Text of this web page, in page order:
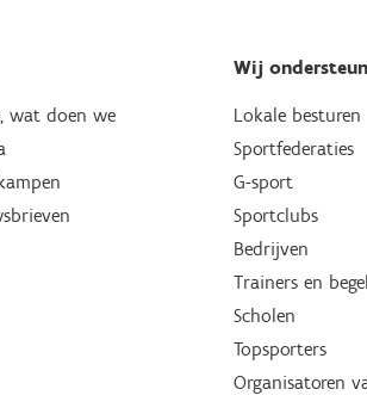
wat doen we
Wij
Lokale besturen
Sportfederaties
G-sport
Sportclubs
Bedrijven
Trainers en
Scholen
Topsporters
Organisatoren